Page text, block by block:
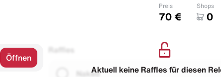
Preis
70 €
Shops
0
Öffnen
Raffles
NakedAktuell keine Raffles für diesen